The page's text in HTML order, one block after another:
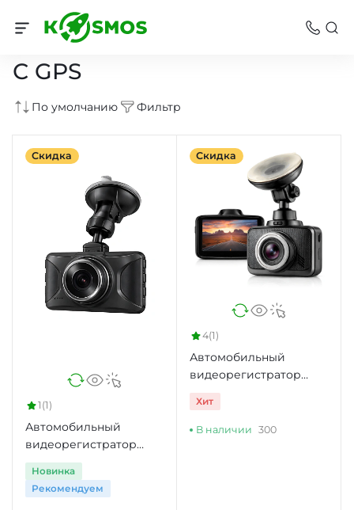
Видеорегистраторы
С GPS
По умолчанию Фильтр
Скидка
1 (1)
Автомобильный
видеорегистратор
VisionTrack 525
Новинка
Рекомендуем
Скидка
4(1)
Автомобильный
видеорегистратор
VisionTrack C325
Хит
В наличии 300